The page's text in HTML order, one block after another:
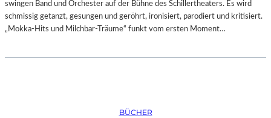
swingen Band und Orchester auf der Bühne des Schillertheaters. Es wird
schmissig getanzt, gesungen und geröhrt, ironisiert, parodiert und kritisiert.
„Mokka-Hits und Milchbar-Träume“ funkt vom ersten Moment…
BÜCHER